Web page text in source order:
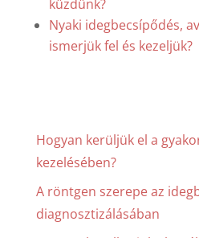
küzdünk?
Nyaki idegbecsípődés,
ismerjük fel és kezeljük?
Hogyan kerüljük el a
kezelésében?
A röntgen szerepe az
diagnosztizálásában